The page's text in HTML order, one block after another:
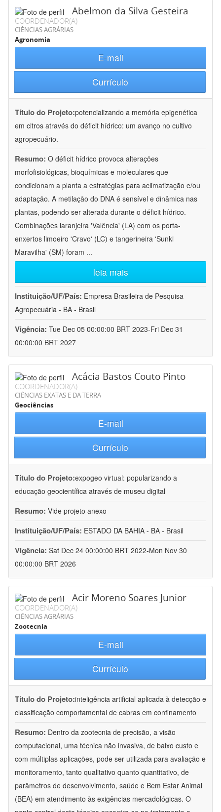
Abelmon da Silva Gesteira
COORDENADOR(A)
CIÊNCIAS AGRÁRIAS
Agronomia
E-mail
Currículo
Título do Projeto:potencializando a memória epigenética
em citros através do déficit hídrico: um avanço no cultivo
agropecuário.
Resumo: O déficit hídrico provoca alterações
morfofisiológicas, bioquímicas e moleculares que
condicionam a planta a estratégias para aclimatização e/ou
adaptação. A metilação do DNA é sensível e dinâmica nas
plantas, podendo ser alterada durante o déficit hídrico.
Combinações laranjeira 'Valência' (LA) com os porta-
enxertos limoeiro 'Cravo' (LC) e tangerineira 'Sunki
Maravilha' (SM) foram ...
leia mais
Instituição/UF/País: Empresa Brasileira de Pesquisa
Agropecuária - BA - Brasil
Vigência: Tue Dec 05 00:00:00 BRT 2023-Fri Dec 31
00:00:00 BRT 2027
Acácia Bastos Couto Pinto
COORDENADOR(A)
CIÊNCIAS EXATAS E DA TERRA
Geociências
E-mail
Currículo
Título do Projeto:expogeo virtual: popularizando a
educação geocientífica através de museu digital
Resumo: Vide projeto anexo
Instituição/UF/País: ESTADO DA BAHIA - BA - Brasil
Vigência: Sat Dec 24 00:00:00 BRT 2022-Mon Nov 30
00:00:00 BRT 2026
Acir Moreno Soares Junior
COORDENADOR(A)
CIÊNCIAS AGRÁRIAS
Zootecnia
E-mail
Currículo
Título do Projeto:inteligência artificial aplicada à detecção e
classificação comportamental de cabras em confinamento
Resumo: Dentro da zootecnia de precisão, a visão
computacional, uma técnica não invasiva, de baixo custo e
com múltiplas aplicações, pode ser utilizada para avaliação e
monitoramento, tanto qualitativo quanto quantitativo, de
parâmetros de desenvolvimento, saúde e Bem Estar Animal
(BEA) em atendimento às exigências mercadológicas. O